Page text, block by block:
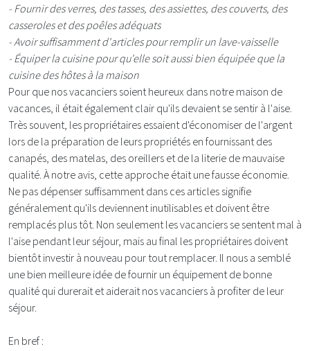
- Fournir des verres, des tasses, des assiettes, des couverts, des
casseroles et des poêles adéquats
- Avoir suffisamment d'articles pour remplir un lave-vaisselle
- Équiper la cuisine pour qu'elle soit aussi bien équipée que la
cuisine des hôtes à la maison
Pour que nos vacanciers soient heureux dans notre maison de
vacances, il était également clair qu'ils devaient se sentir à l'aise.
Très souvent, les propriétaires essaient d'économiser de l'argent
lors de la préparation de leurs propriétés en fournissant des
canapés, des matelas, des oreillers et de la literie de mauvaise
qualité. À notre avis, cette approche était une fausse économie.
Ne pas dépenser suffisamment dans ces articles signifie
généralement qu'ils deviennent inutilisables et doivent être
remplacés plus tôt. Non seulement les vacanciers se sentent mal à
l'aise pendant leur séjour, mais au final les propriétaires doivent
bientôt investir à nouveau pour tout remplacer. Il nous a semblé
une bien meilleure idée de fournir un équipement de bonne
qualité qui durerait et aiderait nos vacanciers à profiter de leur
séjour.
En bref :